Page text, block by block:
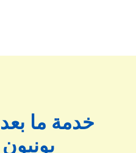
خدمة ما
يونيون